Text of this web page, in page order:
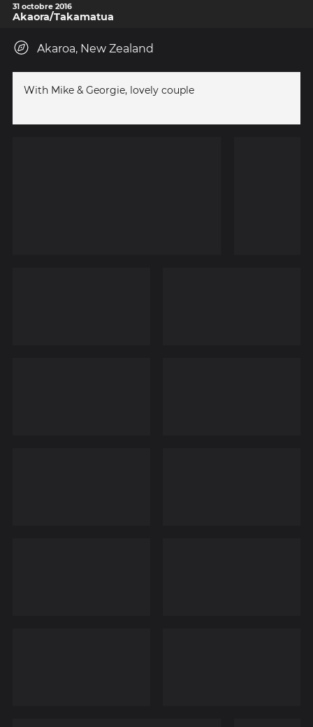
31 octobre 2016
Akaora/Takamatua
Akaroa, New Zealand
With Mike & Georgie, lovely couple